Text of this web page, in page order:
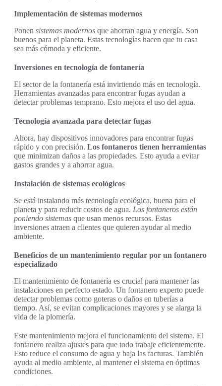
Implementación de sistemas modernos
Ponen sistemas modernos que ahorran agua y energía. Son
buenos para el planeta. Estas tecnologías hacen que tu casa
sea más cómoda y eficiente.
Inversiones en tecnología de fontanería
El sector de la fontanería está invirtiendo más en tecnología.
Herramientas avanzadas para encontrar fugas ayudan a
detectar problemas temprano. Esto mejora el uso del agua.
Tecnología avanzada para detectar fugas
Ahora, hay dispositivos innovadores para encontrar fugas
rápido y con precisión. Los fontaneros tienen herramientas
que minimizan daños a las propiedades. Esto ayuda a evitar
gastos grandes y a ahorrar agua.
Instalación de sistemas ecológicos
Se está instalando más tecnología ecológica, buena para el
planeta y para reducir costos de agua. Los fontaneros están
poniendo sistemas que usan menos recursos. Estas
inversiones atraen a clientes que quieren ayudar al medio
ambiente.
Beneficios de un mantenimiento regular por un fontanero
especializado
El mantenimiento de fontanería es crucial para mantener las
instalaciones en perfecto estado. Un fontanero experto puede
detectar problemas como goteras o daños en tuberías a
tiempo. Así, se evitan complicaciones mayores y se alarga la
vida de la plomería.
Este mantenimiento mejora el funcionamiento del sistema. El
fontanero realiza ajustes para que todo trabaje eficientemente.
Esto reduce el consumo de agua y baja las facturas. También
ayuda al medio ambiente, al mantener el sistema en óptimas
condiciones.